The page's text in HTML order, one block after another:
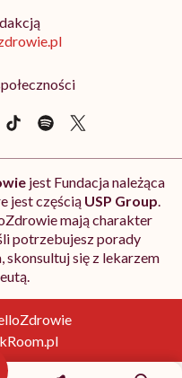
główna
jest Fundacja należąca
jest częścią USP Group
mają charakter
potrzebujesz porady
skonsultuj się z lekarzem